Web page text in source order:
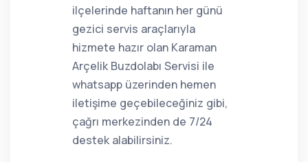
ilçelerinde haftanın her günü
gezici servis araçlarıyla
hizmete hazır olan Karaman
Arçelik Buzdolabı Servisi ile
whatsapp üzerinden hemen
iletişime geçebileceğiniz gibi,
çağrı merkezinden de 7/24
destek alabilirsiniz.